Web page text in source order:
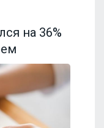
на 36%